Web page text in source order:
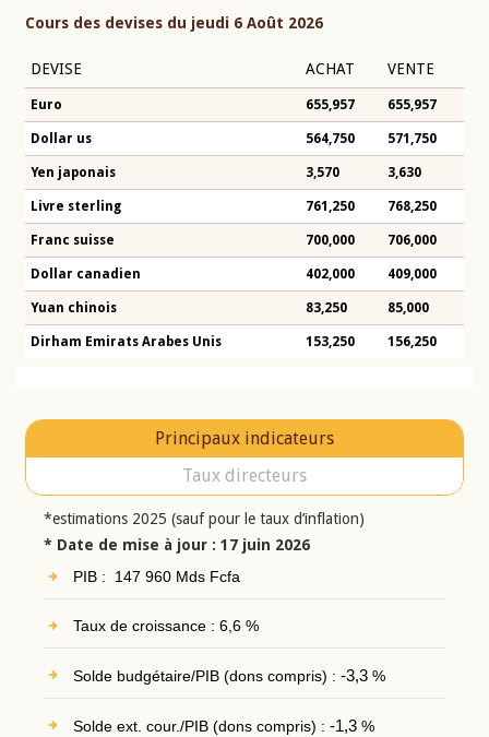
Cours des devises du jeudi 6 Août 2026
DEVISE ACHAT VENTE
Euro 655,957 655,957
Dollar us 564,750 571,750
Yen japonais 3,570 3,630
Livre sterling 761,250 768,250
Franc suisse 700,000 706,000
Dollar canadien 402,000 409,000
Yuan chinois 83,250 85,000
Dirham Emirats Arabes Unis 153,250 156,250
Principaux indicateurs
Taux directeurs
*estimations 2025 (sauf pour le taux d’inflation)
* Date de mise à jour : 17 juin 2026
PIB : 147 960 Mds Fcfa
Taux de croissance : 6,6 %
Solde budgétaire/PIB (dons compris) : -3,3%
Solde ext. cour./PIB (dons compris) : -1,3%